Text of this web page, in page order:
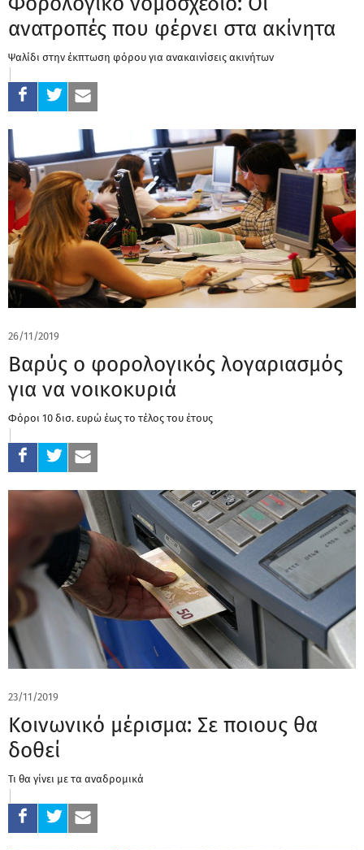
ανατροπές που φέρνει στα ακίνητα
Ψαλίδι στην έκπτωση φόρου για ανακαινίσεις ακινήτων
26/11/2019
Βαρύς ο φορολογικός λογαριασμός
για να νοικοκυριά
Φόροι 10 δισ. ευρώ έως το τέλος του έτους
23/11/2019
Κοινωνικό μέρισμα: Σε ποιους θα
δοθεί
Τι θα γίνει με τα αναδρομικά